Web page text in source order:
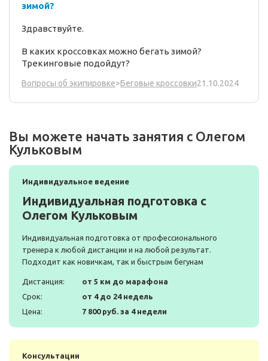
зимой?
Здравствуйте.
В каких кроссовках можно бегать зимой?
Трекинговые подойдут?
Вопросы об экипировке>Беговые кроссовки21.10.2024
Вы можете начать занятия с Олегом
Кульковым
Индивидуальное ведение
Индивидуальная подготовка с
Олегом Кульковым
Индивидуальная подготовка от профессионального
тренера к любой дистанции и на любой результат.
Подходит как новичкам, так и быстрым бегунам
Дистанция:
от 5 км до марафона
Срок:
от 4 до 24 недель
Цена:
7 800 руб. за 4 недели
Консультации